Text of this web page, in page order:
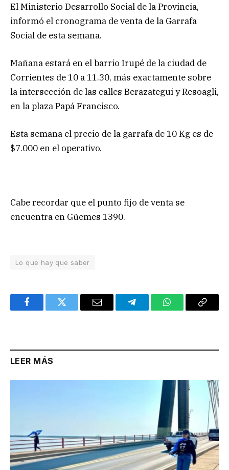
El Ministerio Desarrollo Social de la Provincia,
informó el cronograma de venta de la Garrafa
Social de esta semana.
Mañana estará en el barrio Irupé de la ciudad de
Corrientes de 10 a 11.30, más exactamente sobre
la intersección de las calles Berazategui y Resoagli,
en la plaza Papá Francisco.
Esta semana el precio de la garrafa de 10 Kg es de
$7.000 en el operativo.
Cabe recordar que el punto fijo de venta se
encuentra en Güemes 1390.
Lo que hay que saber
FacebookTwitter Email TelegramWhatsAppCopy
LEER MÁS